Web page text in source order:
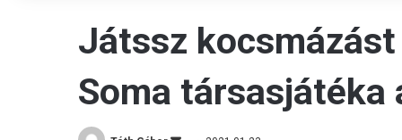
Játssz
Soma társasjátéka